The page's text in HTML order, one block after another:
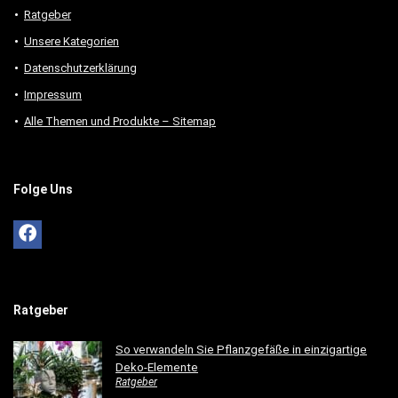
Ratgeber
Unsere Kategorien
Datenschutzerklärung
Impressum
Alle Themen und Produkte – Sitemap
Folge Uns
Ratgeber
So verwandeln Sie Pflanzgefäße in einzigartige
Deko-Elemente
Ratgeber